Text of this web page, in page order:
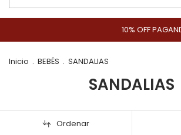
10% OFF PAGANDO
Inicio . BEBÉS . SANDALIAS
SANDALIAS
Ordenar